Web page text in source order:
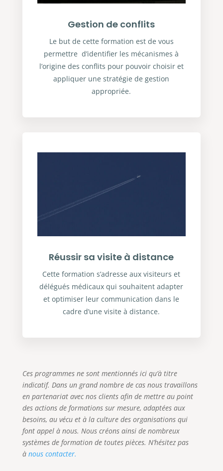
Gestion de conflits
Le but de cette formation est de vous
permettre d’identifier les mécanismes à
l’origine des conflits pour pouvoir choisir et
appliquer une stratégie de gestion
appropriée.
Réussir sa visite à distance
Cette formation s’adresse aux visiteurs et
délégués médicaux qui souhaitent adapter
et optimiser leur communication dans le
cadre d’une visite à distance.
Ces programmes ne sont mentionnés ici qu’à titre
indicatif. Dans un grand nombre de cas nous travaillons
en partenariat avec nos clients afin de mettre au point
des actions de formations sur mesure, adaptées aux
besoins, au vécu et à la culture des organisations qui
font appel à nous. Nous créons ainsi de nombreux
systèmes de formation de toutes pièces. N’hésitez pas
à nous contacter.